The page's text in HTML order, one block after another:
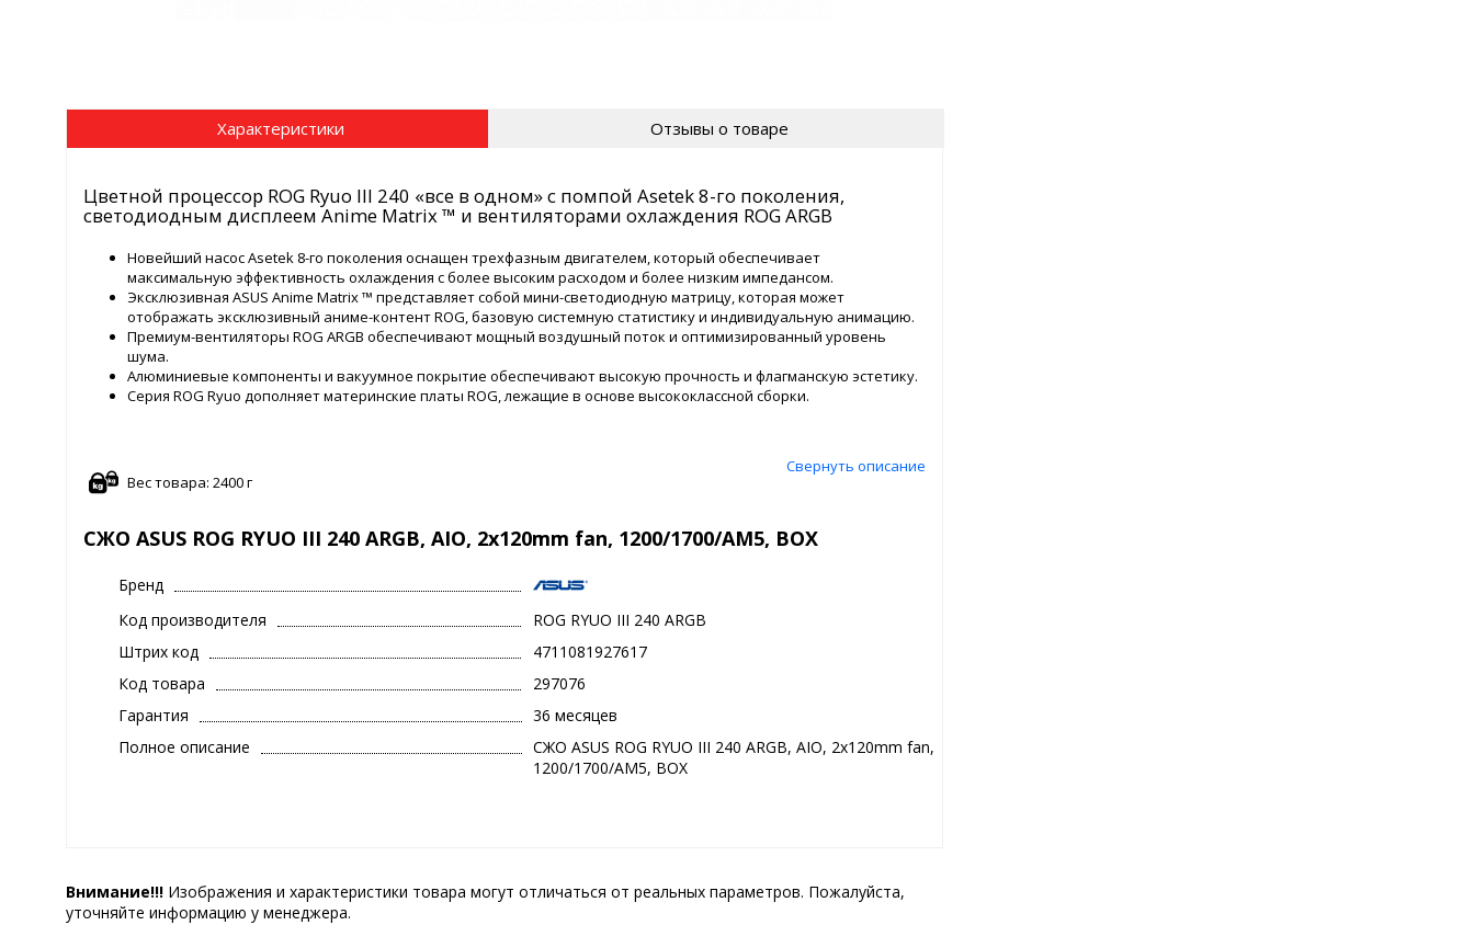
Характеристики Отзывы о товаре
Цветной процессор ROG Ryuo III 240 «все в одном» с помпой Asetek 8-го поколения,
светодиодным дисплеем Anime Matrix ™ и вентиляторами охлаждения ROG ARGB
Новейший насос Asetek 8-го поколения оснащен трехфазным двигателем, который обеспечивает
максимальную эффективность охлаждения с более высоким расходом и более низким импедансом.
Эксклюзивная ASUS Anime Matrix ™ представляет собой мини-светодиодную матрицу, которая может
отображать эксклюзивный аниме-контент ROG, базовую системную статистику и индивидуальную анимацию.
Премиум-вентиляторы ROG ARGB обеспечивают мощный воздушный поток и оптимизированный уровень
шума.
Алюминиевые компоненты и вакуумное покрытие обеспечивают высокую прочность и флагманскую эстетику.
Серия ROG Ryuo дополняет материнские платы ROG, лежащие в основе высококлассной сборки.
Свернуть описание
Вес товара: 2400 г
СЖО ASUS ROG RYUO III 240 ARGB, AIO, 2x120mm fan, 1200/1700/AM5, BOX
Бренд
Код производителя
ROG RYUO III 240 ARGB
Штрих код
4711081927617
Код товара
297076
Гарантия
36 месяцев
Полное описание
СЖО ASUS ROG RYUO III 240 ARGB, AIO, 2x120mm fan,
1200/1700/AM5, BOX
Внимание!!! Изображения и характеристики товара могут отличаться от реальных параметров. Пожалуйста,
уточняйте информацию у менеджера.